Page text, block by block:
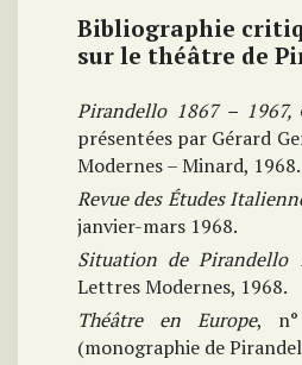
Bibliographie
sur le théâtre de
Pirandello 1867 – 1967,
présentées par Gérard
Modernes – Minard, 1968.
Revue des Études
janvier-mars 1968.
Situation de Pirandello
Lettres Modernes, 1968.
Théâtre en Europe,
(monographie de